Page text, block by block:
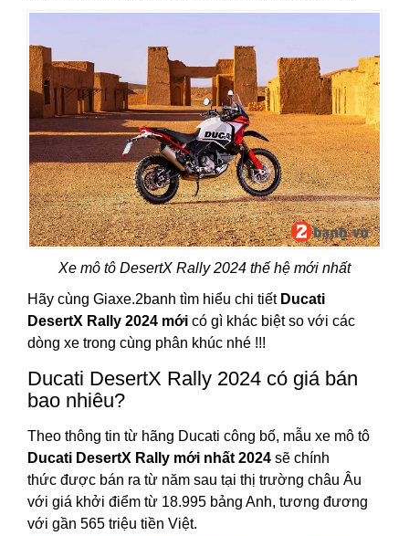
Xe mô tô DesertX Rally 2024 thế hệ mới nhất
Hãy cùng Giaxe.2banh tìm hiểu chi tiết Ducati
DesertX Rally 2024 mới có gì khác biệt so với các
dòng xe trong cùng phân khúc nhé !!!
Ducati DesertX Rally 2024 có giá bán
bao nhiêu?
Theo thông tin từ hãng Ducati công bố, mẫu xe mô tô
Ducati DesertX Rally mới nhất 2024 sẽ chính
thức được bán ra từ năm sau tại thị trường châu Âu
với giá khởi điểm từ 18.995 bảng Anh, tương đương
với gần 565 triệu tiền Việt.